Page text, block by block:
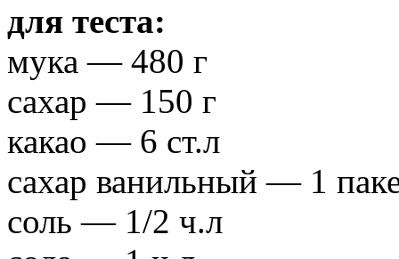
для теста:
мука — 480 г
сахар — 150 г
какао — 6 ст.л
сахар ванильный — 1
соль — 1/2 ч.л